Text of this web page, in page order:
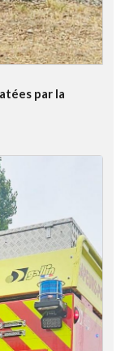
par la